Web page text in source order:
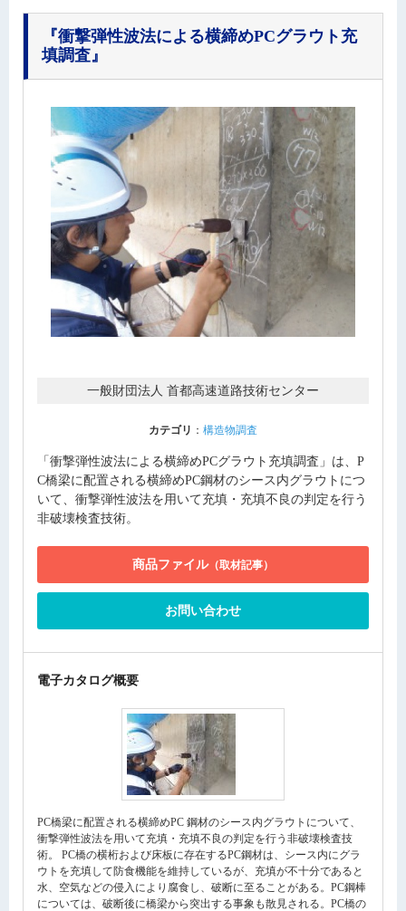
『衝撃弾性波法による横締めPCグラウト充
填調査』
一般財団法人 首都高速道路技術センター
カテゴリ ： 構造物調査
「衝撃弾性波法による横締めPCグラウト充填調査」は、P
C橋梁に配置される横締めPC鋼材のシース内グラウトにつ
いて、衝撃弾性波法を用いて充填・充填不良の判定を行う
非破壊検査技術。
商品ファイル（取材記事）
お問い合わせ
電子カタログ概要
PC橋梁に配置される横締めPC 鋼材のシース内グラウトについて、
衝撃弾性波法を用いて充填・充填不良の判定を行う非破壊検査技
術。 PC橋の横桁および床板に存在するPC鋼材は、シース内にグラ
ウトを充填して防食機能を維持しているが、充填が不十分であると
水、空気などの侵入により腐食し、破断に至ることがある。PC鋼棒
については、破断後に橋梁から突出する事象も散見される。PC橋の